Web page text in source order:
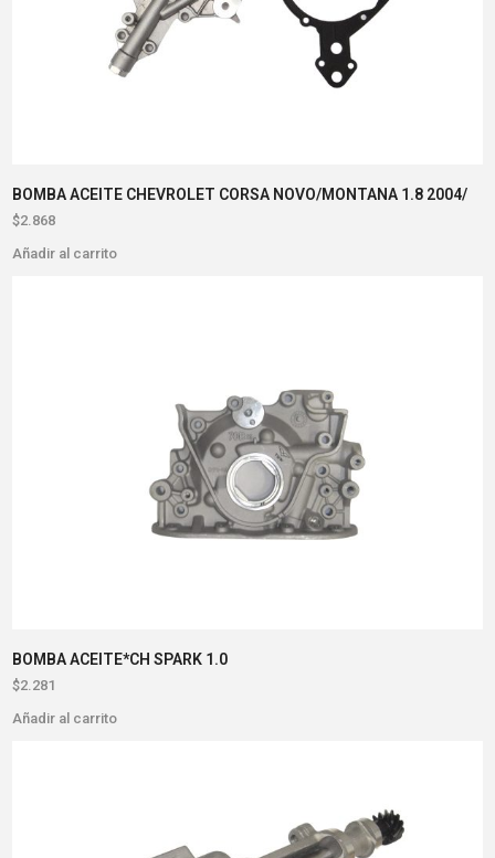
BOMBA ACEITE CHEVROLET CORSA NOVO/MONTANA 1.8 2004/
$2.868
Añadir al carrito
BOMBA ACEITE*CH SPARK 1.0
$2.281
Añadir al carrito